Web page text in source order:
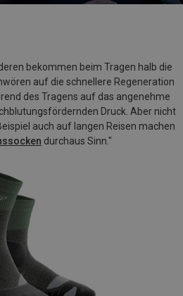
bekommen beim Tragen halb die
auf die schnellere Regeneration
des Tragens auf das angenehme
Druck. Aber nicht
auch auf langen Reisen machen
durchaus Sinn."